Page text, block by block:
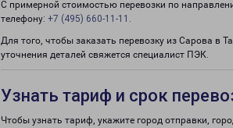
С примерной стоимостью перевозки по
телефону: +7 (495) 660-11-11 .
Для того, чтобы заказать перевозку из Сарова в
уточнения деталей свяжется специалист ПЭК.
Узнать тариф и срок
Чтобы узнать тариф, укажите город отправки,